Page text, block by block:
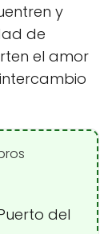
y
de
el amor
del